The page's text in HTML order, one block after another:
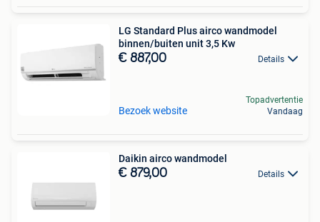
LG Standard Plus airco wandmodel
binnen/buiten unit 3,5 Kw
€ 887,00 Details
Bezoek website
Topadvertentie
Vandaag
Daikin airco wandmodel
€ 879,00 Details